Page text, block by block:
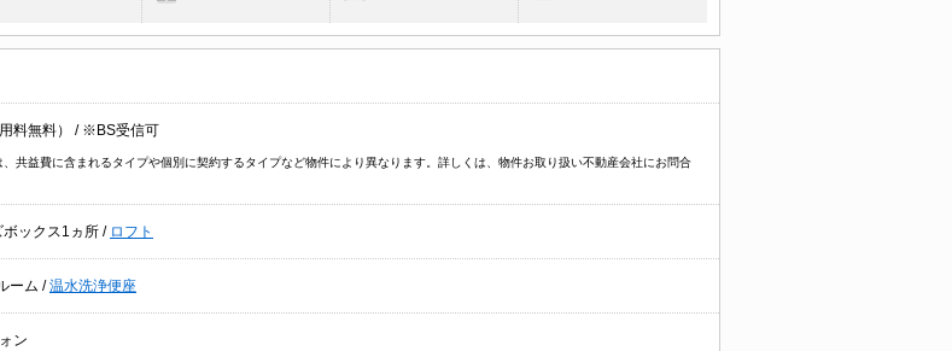
料無料） / ※BS受信可
共益費に含まれるタイプや個別に契約するタイプなど物件により異なります。詳しくは、物件お取り扱い不動産会社にお問合
ボックス1ヵ所 / ロフト
ーム /温水洗浄便座
ン